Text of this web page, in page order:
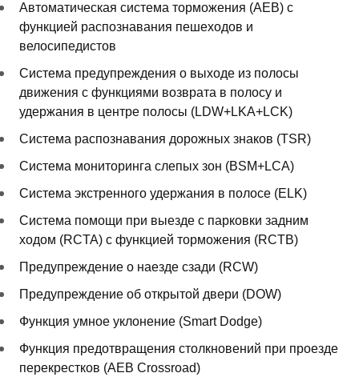
Автоматическая система торможения (AEB) с
функцией распознавания пешеходов и
велосипедистов
Система предупреждения о выходе из полосы
движения с функциями возврата в полосу и
удержания в центре полосы (LDW+LKA+LCK)
Система распознавания дорожных знаков (TSR)
Cистема мониторинга слепых зон (BSM+LCA)
Система экстренного удержания в полосе (ELK)
Система помощи при выезде с парковки задним
ходом (RCTA) с функцией торможения (RCTB)
Предупреждение о наезде сзади (RCW)
Предупреждение об открытой двери (DOW)
Функция умное уклонение (Smart Dodge)
Функция предотвращения столкновений при проезде
перекрестков (AEB Crossroad)